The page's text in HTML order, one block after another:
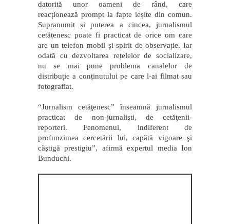
datorită unor oameni de rând, care
reacționează prompt la fapte ieșite din comun.
Supranumit și puterea a cincea, jurnalismul
cetățenesc poate fi practicat de orice om care
are un telefon mobil și spirit de observație. Iar
odată cu dezvoltarea rețelelor de socializare,
nu se mai pune problema canalelor de
distribuție a conținutului pe care l-ai filmat sau
fotografiat.
“Jurnalism cetăţenesc” înseamnă jurnalismul
practicat de non-jurnalişti, de cetăţenii-
reporteri. Fenomenul, indiferent de
profunzimea cercetării lui, capătă vigoare şi
câştigă prestigiu”, afirmă expertul media Ion
Bunduchi.